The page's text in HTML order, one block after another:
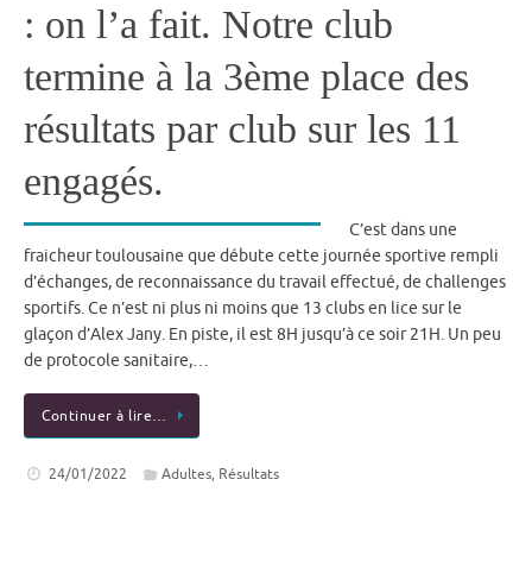
: on l’a fait. Notre club
termine à la 3ème place des
résultats par club sur les 11
engagés.
C’est dans une
fraicheur toulousaine que débute cette journée sportive rempli
d’échanges, de reconnaissance du travail effectué, de challenges
sportifs. Ce n’est ni plus ni moins que 13 clubs en lice sur le
glaçon d’Alex Jany. En piste, il est 8H jusqu’à ce soir 21H. Un peu
de protocole sanitaire,…
Continuer à lire…
24/01/2022 Adultes, Résultats